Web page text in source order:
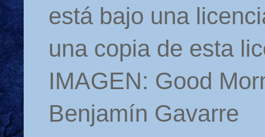
está bajo una
una copia de esta
IMAGEN: Good
Benjamín Gavarre